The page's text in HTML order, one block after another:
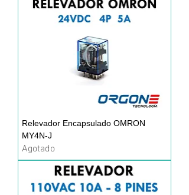
Relevador Encapsulado OMRON
MY4N-J
Agotado